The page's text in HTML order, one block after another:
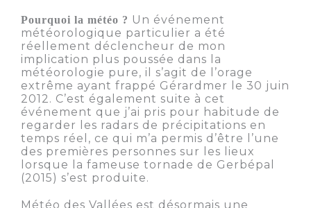
Pourquoi la météo ? Un événement
météorologique particulier a été
réellement déclencheur de mon
implication plus poussée dans la
météorologie pure, il s’agit de l’orage
extrême ayant frappé Gérardmer le 30 juin
2012. C’est également suite à cet
événement que j’ai pris pour habitude de
regarder les radars de précipitations en
temps réel, ce qui m’a permis d’être l’une
des premières personnes sur les lieux
lorsque la fameuse tornade de Gerbépal
(2015) s’est produite.
Météo des Vallées est désormais une